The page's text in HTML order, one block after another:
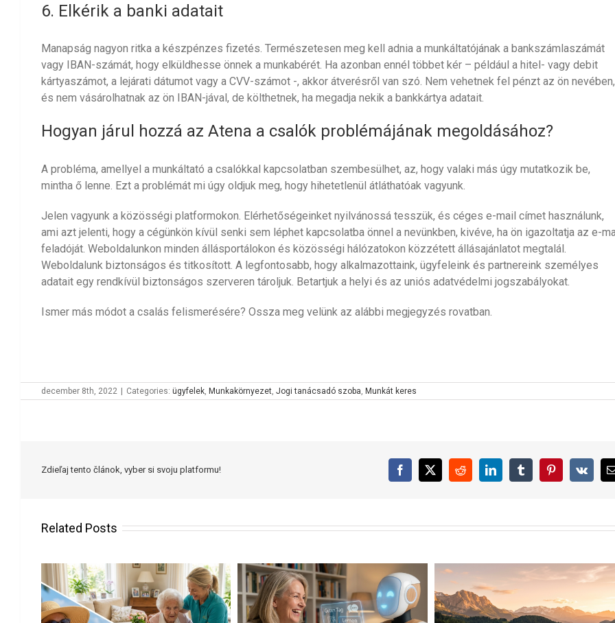
6. Elkérik a banki adatait
Manapság nagyon ritka a készpénzes fizetés. Természetesen meg kell adnia a munkáltatójának a bankszámlaszámát
vagy IBAN-számát, hogy elküldhesse önnek a munkabérét. Ha azonban ennél többet kér – például a hitel- vagy debit
kártyaszámot, a lejárati dátumot vagy a CVV-számot -, akkor átverésről van szó. Nem vehetnek fel pénzt az ön nevében,
és nem vásárolhatnak az ön IBAN-jával, de költhetnek, ha megadja nekik a bankkártya adatait.
Hogyan járul hozzá az Atena a csalók problémájának megoldásához?
A probléma, amellyel a munkáltató a csalókkal kapcsolatban szembesülhet, az, hogy valaki más úgy mutatkozik be,
mintha ő lenne. Ezt a problémát mi úgy oldjuk meg, hogy hihetetlenül átláthatóak vagyunk.
Jelen vagyunk a közösségi platformokon. Elérhetőségeinket nyilvánossá tesszük, és céges e-mail címet használunk,
ami azt jelenti, hogy a cégünkön kívül senki sem léphet kapcsolatba önnel a nevünkben, kivéve, ha ön igazoltatja az e-
feladóját. Weboldalunkon minden állásportálokon és közösségi hálózatokon közzétett állásajánlatot megtalál.
Weboldalunk biztonságos és titkosított. A legfontosabb, hogy alkalmazottaink, ügyfeleink és partnereink személyes
adatait egy rendkívül biztonságos szerveren tároljuk. Betartjuk a helyi és az uniós adatvédelmi jogszabályokat.
Ismer más módot a csalás felismerésére? Ossza meg velünk az alábbi megjegyzés rovatban.
december 8th, 2022 | Categories: ügyfelek Munkakörnyezet Jogi tanácsadó szoba Munkát keres
Zdieľaj tento článok, vyber si svoju platformu! Facebook
X RedditLinkedInTumblrPinterest
Vk
Related Posts